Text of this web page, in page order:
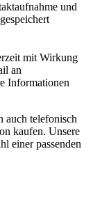
und
mit Wirkung
an
Informationen
auch telefonisch
kaufen. Unsere
einer passenden